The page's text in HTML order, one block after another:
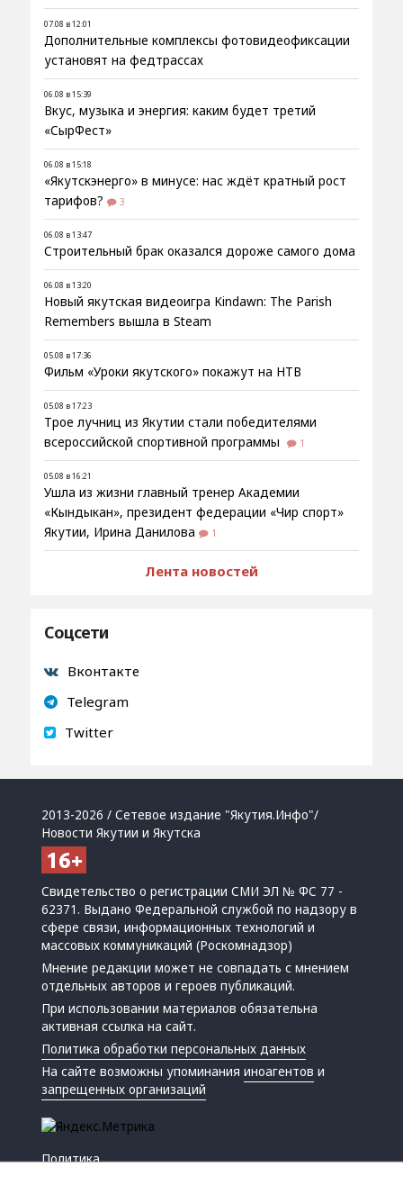
07.08 в 12:01
Дополнительные комплексы фотовидеофиксации
установят на федтрассах
06.08 в 15:39
Вкус, музыка и энергия: каким будет третий
«СырФест»
06.08 в 15:18
«Якутскэнерго» в минусе: нас ждёт кратный рост
тарифов?
3
06.08 в 13:47
Строительный брак оказался дороже самого дома
06.08 в 13:20
Новый якутская видеоигра Kindawn: The Parish
Remembers вышла в Steam
05.08 в 17:36
Фильм «Уроки якутского» покажут на НТВ
05.08 в 17:23
Трое лучниц из Якутии стали победителями
всероссийской спортивной программы
1
05.08 в 16:21
Ушла из жизни главный тренер Академии
«Кындыкан», президент федерации «Чир спорт»
Якутии, Ирина Данилова
1
Лента новостей
Соцсети
Вконтакте
Telegram
Twitter
2013-2026 / Сетевое издание "Якутия.Инфо"/
Новости Якутии и Якутска
Свидетельство о регистрации СМИ ЭЛ № ФС 77 -
62371. Выдано Федеральной службой по надзору в
сфере связи, информационных технологий и
массовых коммуникаций (Роскомнадзор)
Мнение редакции может не совпадать с мнением
отдельных авторов и героев публикаций.
При использовании материалов обязательна
активная ссылка на сайт.
Политика обработки персональных данных
На сайте возможны упоминанияиноагентов и
запрещенных организаций
Политика